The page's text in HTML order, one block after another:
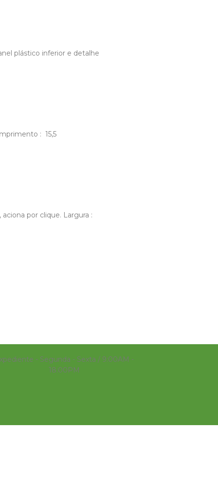
plástico inferior e detalhe
: 15,5
por clique. Largura :
- Segunda - Sexta / 9:00AM -
18:00PM